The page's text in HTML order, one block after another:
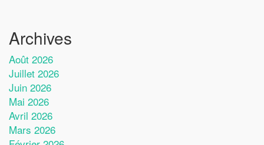
Archives
Août 2026
Juillet 2026
Juin 2026
Mai 2026
Avril 2026
Mars 2026